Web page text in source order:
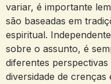
variar, é importante⁣
são baseadas em
espiritual.
sobre o assunto, é
diferentes
diversidade de